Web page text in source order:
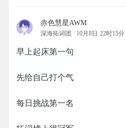
赤色慧星AWM
深海拓词团 10月8日 22时15分
早上起床第一句
先给自己打个气
每日挑战第一名